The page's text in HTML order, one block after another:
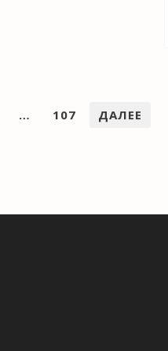
… 107 ДАЛЕЕ